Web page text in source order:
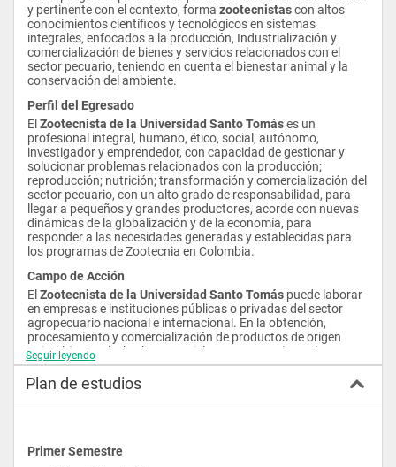
y pertinente con el contexto, forma zootecnistas con altos
conocimientos científicos y tecnológicos en sistemas
integrales, enfocados a la producción, Industrialización y
comercialización de bienes y servicios relacionados con el
sector pecuario, teniendo en cuenta el bienestar animal y la
conservación del ambiente.
Perfil del Egresado
El Zootecnista de la Universidad Santo Tomás es un
profesional integral, humano, ético, social, autónomo,
investigador y emprendedor, con capacidad de gestionar y
solucionar problemas relacionados con la producción;
reproducción; nutrición; transformación y comercialización del
sector pecuario, con un alto grado de responsabilidad, para
llegar a pequeños y grandes productores, acorde con nuevas
dinámicas de la globalización y de la economía, para
responder a las necesidades generadas y establecidas para
los programas de Zootecnia en Colombia.
Campo de Acción
El Zootecnista de la Universidad Santo Tomás puede laborar
en empresas e instituciones públicas o privadas del sector
agropecuario nacional e internacional. En la obtención,
procesamiento y comercialización de productos de origen
animal (carne, leche, huevos, pieles, entre otros) y en la
producción, nutrición y mejoramiento de especies mayores
(bovinos, equinos); menores (aves, porcinos, caprinos, ovinos,
peces, entre otros) y silvestres (ornamentales, exóticas entre
Seguir leyendo
Plan de estudios
Primer Semestre